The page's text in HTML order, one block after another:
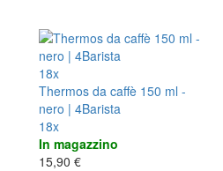
18x
Thermos da caffè 150 ml -
nero | 4Barista
18x
In magazzino
15,90 €